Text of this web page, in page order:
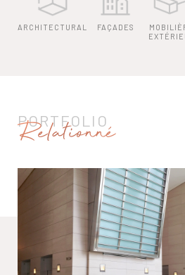
ARCHITECTURAL FAÇADES
PORTFOLIO
Relationné